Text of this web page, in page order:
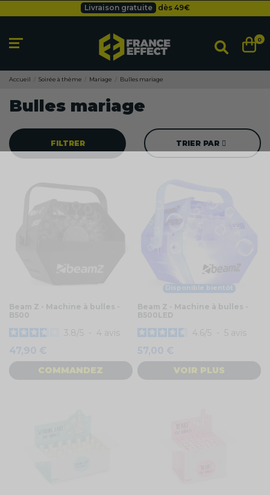
Livraison gratuite dès 49€
Livraison gratuite dès 49 0
Accueil Soirée à thème Mariage Bulles mariage
Bulles mariage
FILTRER TRIER PAR
Beam Z - Machine à bulles -
B500
3.8 5 - 4 avis
47,90 €
COMMANDEZ
Disponible bientôt
Beam Z - Machine à bulles -
B500LED
4.6 5 - 5 avis
57,00 €
VOIR PLUS